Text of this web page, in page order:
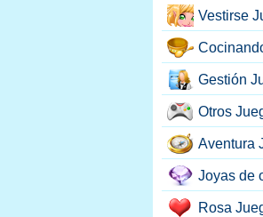
Vestirse
Gestión
Otros
Aventura
Joyas de
Rosa